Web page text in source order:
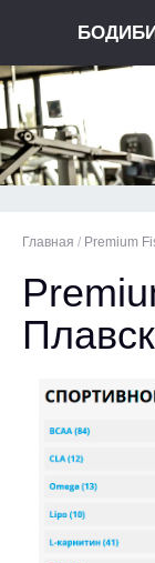
Главная / Premium
Плавск